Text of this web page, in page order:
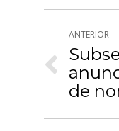
entre
ANTERIOR
anterior:
de